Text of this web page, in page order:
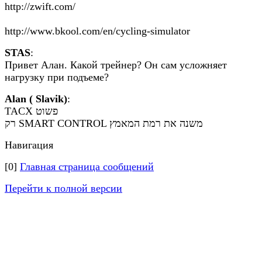
http://zwift.com/
http://www.bkool.com/en/cycling-simulator
STAS:
Привет Алан. Какой трейнер? Он сам усложняет
нагрузку при подъеме?
Alan ( Slavik):
TACX פשוט
רק SMART CONTROL משנה את רמת המאמץ
Навигация
[0] Главная страница сообщений
Перейти к полной версии